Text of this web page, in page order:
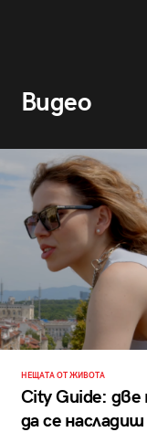
Видео
НЕЩАТА ОТ ЖИВОТА
City Guide:
да се